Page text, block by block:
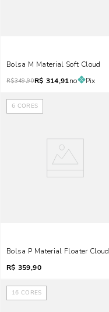
Bolsa M Material Soft Cloud
R$349,90R$ 314,91no Pix
6 CORES
Bolsa P Material Floater Cloud
R$ 359,90
16 CORES